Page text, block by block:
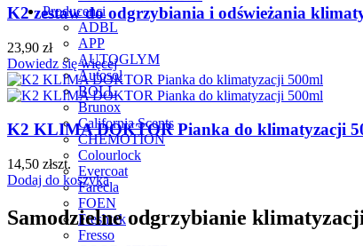
Producenci
ADBL
APP
AUTOGLYM
Autosol
BOLL
Brunox
California Scents
CHEMOTION
Colourlock
Evercoat
Farecla
FOEN
Freshtek
Fresso
K2 zestaw do odgrzybiania i odświeżania
23,90 zł
Dowiedz się więcej
K2 KLIMA DOKTOR Pianka do klimatyzacji
14,50 złszt.
Dodaj do koszyka
Samodzielne odgrzybianie